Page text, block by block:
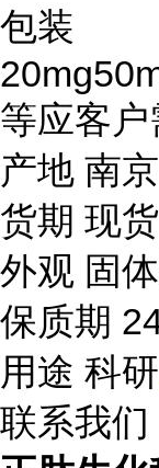
包装
等应客
产地 南京
货期 现货
外观 固
保质期
用途 科研
联系我们